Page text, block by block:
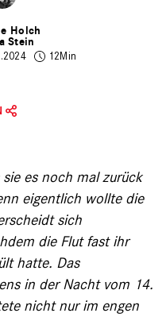
Holch
Stein
12Min
es noch mal zurück
eigentlich wollte die
sich
die Flut fast ihr
hatte. Das
in der Nacht vom 14.
nicht nur im engen